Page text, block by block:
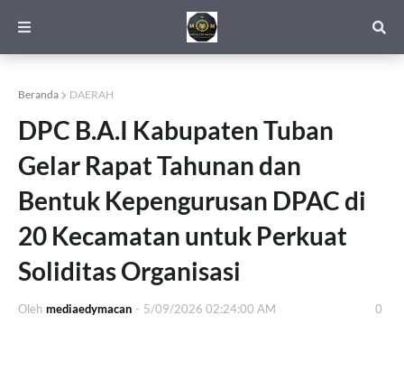
Beranda DAERAH
DPC B.A.I Kabupaten Tuban
Gelar Rapat Tahunan dan
Bentuk Kepengurusan DPAC di
20 Kecamatan untuk Perkuat
Soliditas Organisasi
Oleh mediaedymacan - 5/09/2026 02:24:00 AM 0